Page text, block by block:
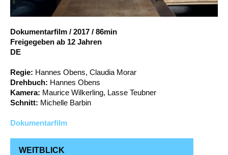
Account
Dokumentarfilm / 2017 / 86min
Freigegeben ab 12 Jahren
DE
Regie: Hannes Obens, Claudia Morar
Drehbuch: Hannes Obens
Kamera: Maurice Wilkerling, Lasse Teubner
Schnitt: Michelle Barbin
Dokumentarfilm
WEITBLICK